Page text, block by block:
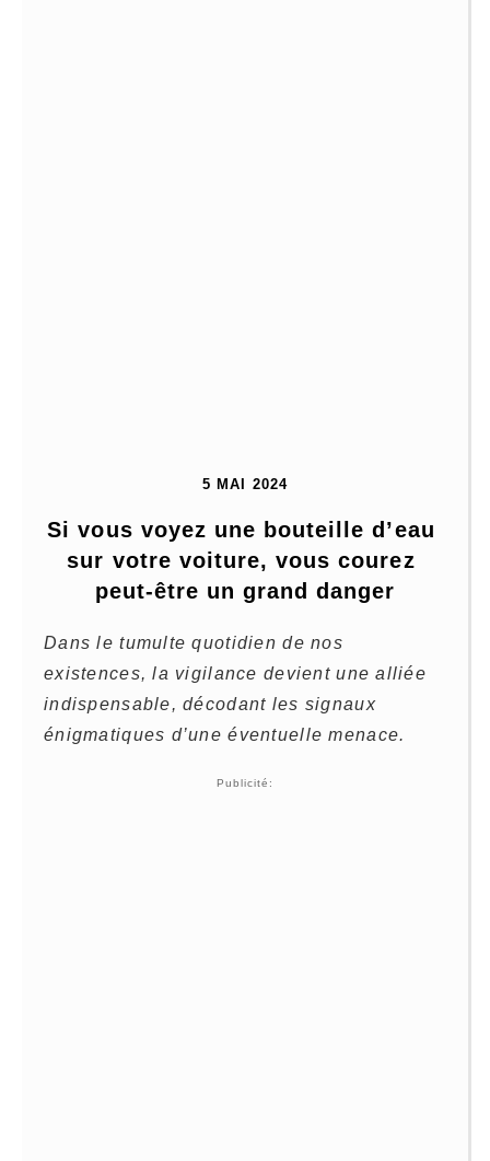
5 MAI 2024
Si vous voyez une bouteille d’eau
sur votre voiture, vous courez
peut-être un grand danger
Dans le tumulte quotidien de nos
existences, la vigilance devient une alliée
indispensable, décodant les signaux
énigmatiques d’une éventuelle menace.
Publicité: